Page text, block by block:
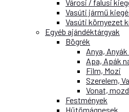
Városi / falusi
Vasúti jármű
Vasúti környezet
Egyéb ajándéktárgyak
Bögrék
Anya,
Apa, Apák
Film, Mozi
Szerelem,
Vonat,
Festmények
Hűtőmágnesek